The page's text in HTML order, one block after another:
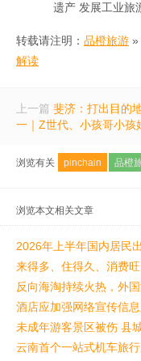
遗产 发展工业旅
转载请注明： 品橙旅游 »
解读
上一篇 斐济：打出目的
一｜Z世代、小孩哥小孩
浏览有关 pinchain 品橙
浏览本文相关文章
2026年上半年国内居民
来得多、住得久、消费
反向海淘持续火热，外
酒店应加强网络宣传信
未成年游客景区被伤 县
云南首个一站式机车旅